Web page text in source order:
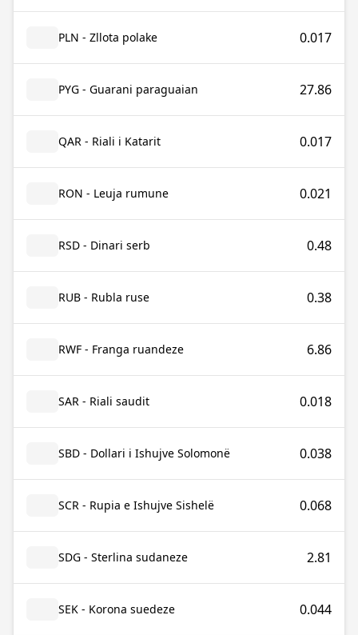
PLN - Zllota polake 0.017
PYG - Guarani paraguaian 27.86
QAR - Riali i Katarit 0.017
RON - Leuja rumune 0.021
RSD - Dinari serb 0.48
RUB - Rubla ruse 0.38
RWF - Franga ruandeze 6.86
SAR - Riali saudit 0.018
SBD - Dollari i Ishujve Solomonë 0.038
SCR - Rupia e Ishujve Sishelë 0.068
SDG - Sterlina sudaneze 2.81
SEK - Korona suedeze 0.044